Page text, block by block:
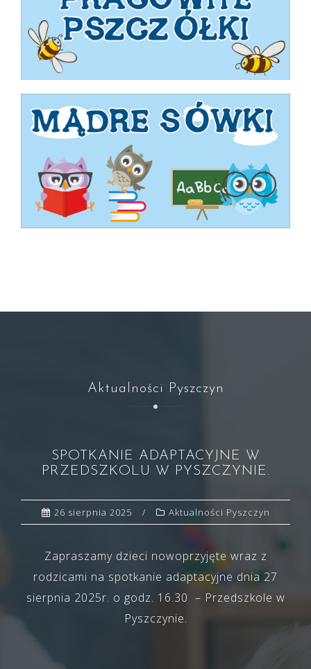
Aktualności Pyszczyn
SPOTKANIE ADAPTACYJNE W
PRZEDSZKOLU W PYSZCZYNIE.
26 sierpnia 2025 Aktualności Pyszczyn
Zapraszamy dzieci nowoprzyjęte wraz z
rodzicami na spotkanie adaptacyjne dnia 27
sierpnia 2025r. o godz. 16.30 – Przedszkole w
Pyszczynie.